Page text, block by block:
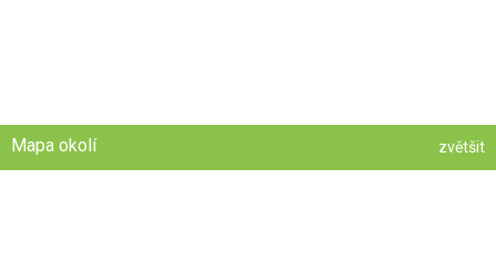
Mapa okolí zvětšit